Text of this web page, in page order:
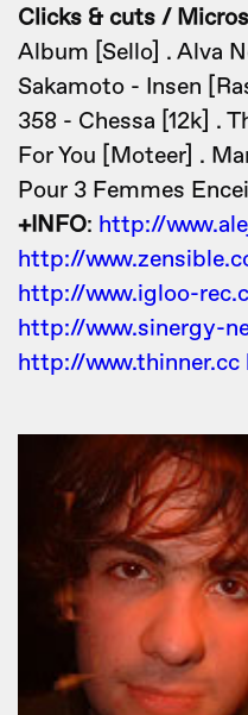
Clicks & cuts /
Album [Sello] . Alva
Sakamoto - Insen
358 - Chessa [12k] .
For You [Moteer] .
Pour 3 Femmes
+INFO: http://
http://
http://www.igloo-
http://www.sinergy-
http://www.thinner.cc